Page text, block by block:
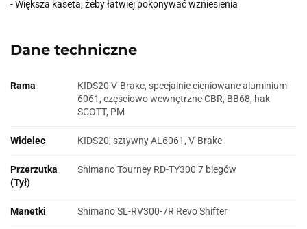
- Większa kaseta, żeby łatwiej pokonywać wzniesienia
Dane techniczne
Rama
KIDS20 V-Brake, specjalnie cieniowane aluminium
6061, częściowo wewnętrzne CBR, BB68, hak
SCOTT, PM
Widelec KIDS20, sztywny AL6061, V-Brake
Przerzutka
(Tył)
Shimano Tourney RD-TY300 7 biegów
Manetki Shimano SL-RV300-7R Revo Shifter